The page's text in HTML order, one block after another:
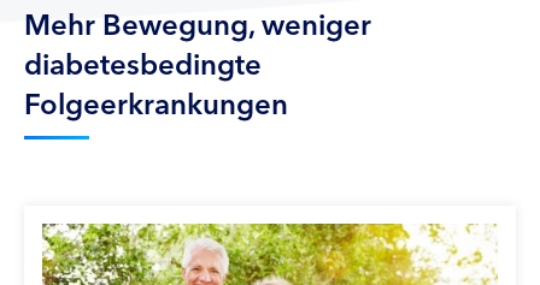
Mehr Bewegung, weniger
diabetesbedingte
Folgeerkrankungen